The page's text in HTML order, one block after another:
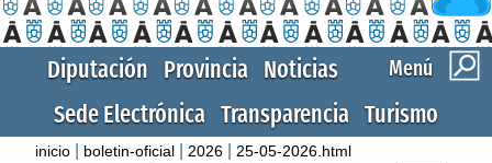
Menú
Diputación Provincia Noticias
Sede Electrónica Transparencia Turismo
inicio boletin-oficial 2026 25-05-2026.html